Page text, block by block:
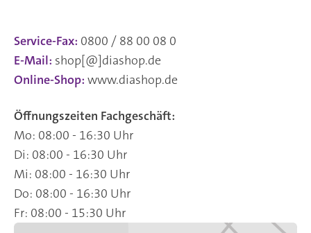
Service-Fax: 0800 / 88 00 08 0
E-Mail: shop[@]diashop.de
Online-Shop: www.diashop.de
Öffnungszeiten Fachgeschäft:
Mo: 08:00 - 16:30 Uhr
Di: 08:00 - 16:30 Uhr
Mi: 08:00 - 16:30 Uhr
Do: 08:00 - 16:30 Uhr
Fr: 08:00 - 15:30 Uhr